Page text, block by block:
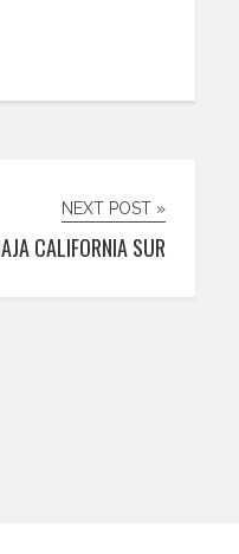
NEXT POST »
CALIFORNIA SUR